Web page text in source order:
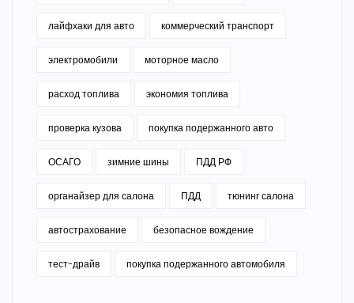
лайфхаки для авто коммерческий транспорт
электромобили моторное масло
расход топлива экономия топлива
проверка кузова покупка подержанного авто
ОСАГО зимние шины ПДД РФ
органайзер для салона ПДД тюнинг салона
автострахование безопасное вождение
тест-драйв покупка подержанного автомобиля